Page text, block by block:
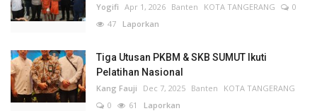
Yogifi Apr 1, 2026 Banten KOTA TANGERANG
0
47 Laporkan
Tiga Utusan PKBM & SKB SUMUT Ikuti
Pelatihan Nasional
Kang Fauji Dec 7, 2025 Banten
KOTA TANGERANG
0
61 Laporkan